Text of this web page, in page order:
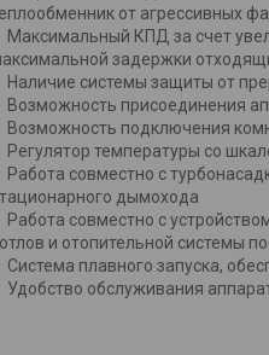
от агрессивных
Максимальный КПД за счет
задержки
Наличие системы защиты от
Возможность присоединения
Возможность подключения
Регулятор температуры со
Работа совместно с
дымохода
Работа совместно с
и отопительной системы
Система плавного запуска,
Удобство обслуживания